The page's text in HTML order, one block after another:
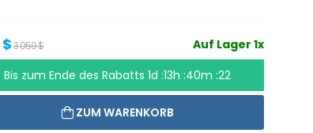
Auf Lager 1x
$3 059 $
Bis zum Ende des Rabatts 1d :13h :40m :20
ZUM WARENKORB